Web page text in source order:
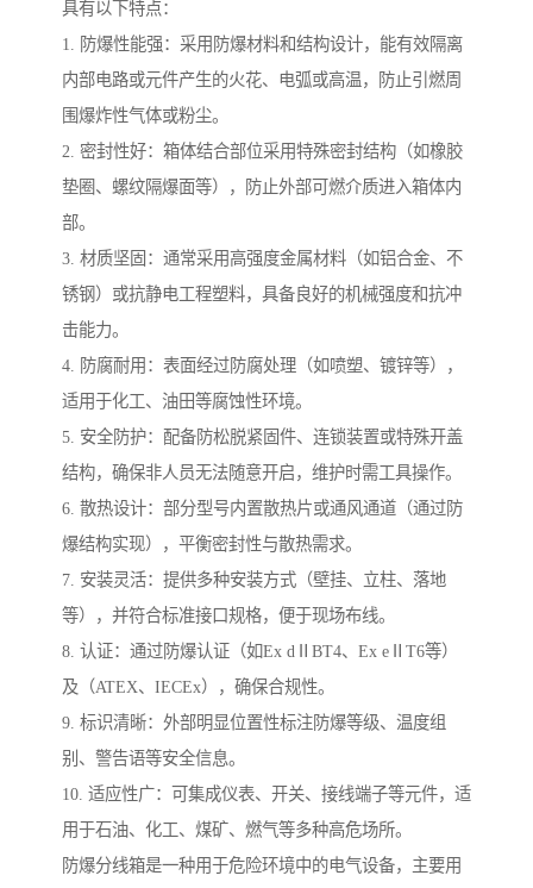
具有以下特点：
1. 防爆性能强：采用防爆材料和结构设计，能有效隔离
内部电路或元件产生的火花、电弧或高温，防止引燃周
围爆炸性气体或粉尘。
2. 密封性好：箱体结合部位采用特殊密封结构（如橡胶
垫圈、螺纹隔爆面等），防止外部可燃介质进入箱体内
部。
3. 材质坚固：通常采用高强度金属材料（如铝合金、不
锈钢）或抗静电工程塑料，具备良好的机械强度和抗冲
击能力。
4. 防腐耐用：表面经过防腐处理（如喷塑、镀锌等），
适用于化工、油田等腐蚀性环境。
5. 安全防护：配备防松脱紧固件、连锁装置或特殊开盖
结构，确保非人员无法随意开启，维护时需工具操作。
6. 散热设计：部分型号内置散热片或通风通道（通过防
爆结构实现），平衡密封性与散热需求。
7. 安装灵活：提供多种安装方式（壁挂、立柱、落地
等），并符合标准接口规格，便于现场布线。
8. 认证：通过防爆认证（如Ex dⅡBT4、Ex eⅡT6等）
及（ATEX、IECEx），确保合规性。
9. 标识清晰：外部明显位置性标注防爆等级、温度组
别、警告语等安全信息。
10. 适应性广：可集成仪表、开关、接线端子等元件，适
用于石油、化工、煤矿、燃气等多种高危场所。
防爆分线箱是一种用于危险环境中的电气设备，主要用